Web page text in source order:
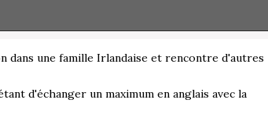
dans une famille Irlandaise et rencontre d'autres
d'échanger un maximum en anglais avec la